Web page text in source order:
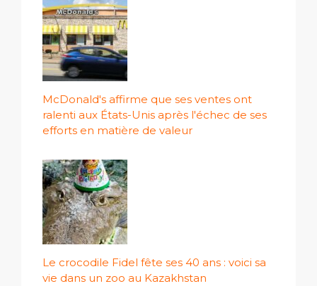
McDonald's affirme que ses ventes ont
ralenti aux États-Unis après l'échec de ses
efforts en matière de valeur
Le crocodile Fidel fête ses 40 ans : voici sa
vie dans un zoo au Kazakhstan